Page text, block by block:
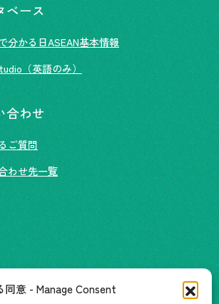
意 - Manage Consent
ベース
分かる日ASEAN基本情報
（英語のみ）
合わせ
ご質問
わせ先一覧